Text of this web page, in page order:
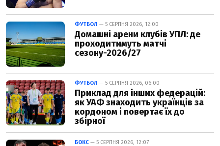
ФУТБОЛ — 5 СЕРПНЯ 2026, 12:00
Домашні арени клубів УПЛ: де
проходитимуть матчі
сезону-2026/27
ФУТБОЛ — 5 СЕРПНЯ 2026, 06:00
Приклад для інших федерацій:
як УАФ знаходить українців за
кордоном і повертає їх до
збірної
БОКС — 5 СЕРПНЯ 2026, 12:07